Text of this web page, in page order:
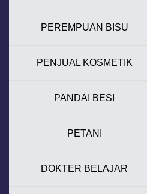
PEREMPUAN BISU
PENJUAL KOSMETIK
PANDAI BESI
PETANI
DOKTER BELAJAR